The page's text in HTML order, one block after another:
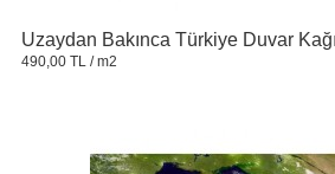
Uzaydan Bakınca Türkiye Duvar
490,00 TL / m2